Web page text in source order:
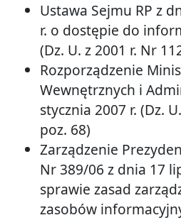
Ustawa Sejmu RP z
r. o dostępie do
(Dz. U. z 2001 r. Nr
Rozporządzenie
Wewnętrznych i
stycznia 2007 r. (Dz.
poz. 68)
Zarządzenie
Nr 389/06 z dnia 17
sprawie zasad
zasobów